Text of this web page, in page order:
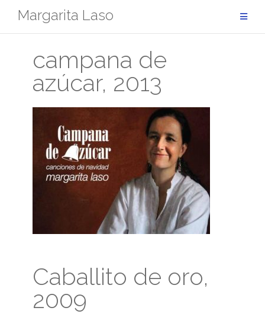
contenido
Margarita Laso
campana de
azúcar, 2013
Caballito de oro,
2009